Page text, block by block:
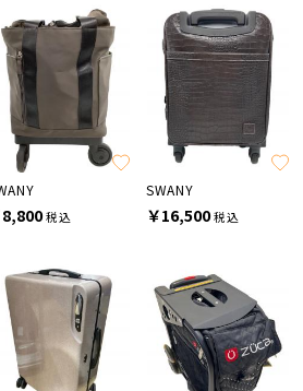
8,800税込
SWANY
￥16,500税込